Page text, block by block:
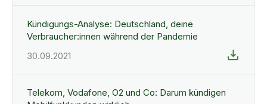
Kündigungs-Analyse: Deutschland, deine
Verbraucher:innen während der Pandemie
30.09.2021
Telekom, Vodafone, O2 und Co: Darum kündigen